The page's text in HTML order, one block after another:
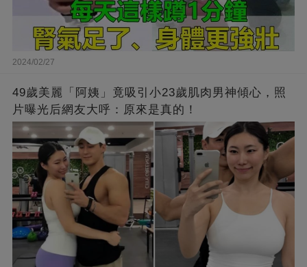
2024/02/27
49歲美麗「阿姨」竟吸引小23歲肌肉男神傾心，照
片曝光后網友大呼：原來是真的！